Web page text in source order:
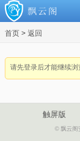
首页 > 返回
请先登录后才能继续浏
触屏版
© 飘云阁